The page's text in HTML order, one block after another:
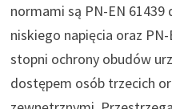
normami są PN-EN
niskiego napięcia oraz
stopni ochrony obudów
dostępem osób trzecich